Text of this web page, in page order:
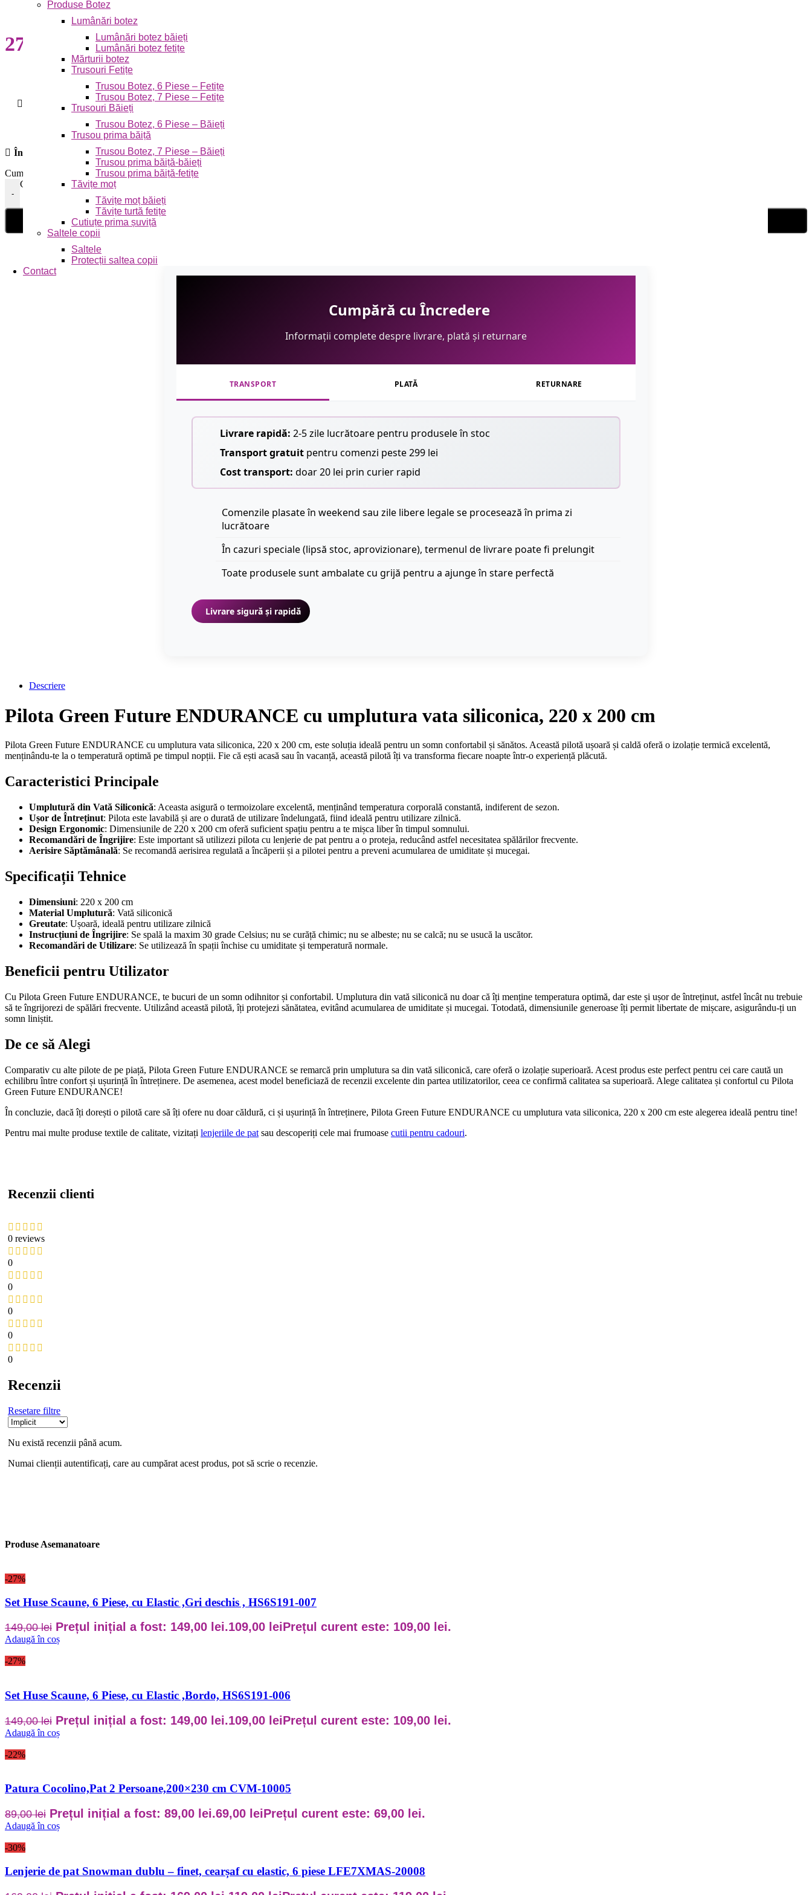
Produse Botez
Lumânări botez
Lumânări botez băieți
Lumânări botez fetițe
Mărturii botez
Trusouri Fetițe
Trusou Botez, 6 Piese – Fetițe
Trusou Botez, 7 Piese – Fetițe
Trusouri Băieți
Trusou Botez, 6 Piese – Băieți
Trusou prima băiță
Trusou Botez, 7 Piese – Băieți
Trusou prima băiță-băieți
Trusou prima băiță-fetițe
Tăvițe moț
Tăvițe moț băieți
Tăvițe turtă fetițe
Cutiuțe prima șuviță
Saltele copii
Saltele
Protecții saltea copii
Contact
272,00 lei
În stoc
Cumpără acest produs acum și primești14Puncte, pe care le poți folosi pentru reduceri la comenzile viitoare!
-
Cantitate Pilota Green Future ENDURANCE cu umplutura vata siliconica, 220 x 200 cm
Cumpără cu Încredere
Informații complete despre livrare, plată și returnare
TRANSPORT PLATĂ RETURNARE
Livrare rapidă: 2-5 zile lucrătoare pentru produsele în stoc
Transport gratuit pentru comenzi peste 299 lei
Cost transport: doar 20 lei prin curier rapid
Comenzile plasate în weekend sau zile libere legale se procesează în prima zi
lucrătoare
În cazuri speciale (lipsă stoc, aprovizionare), termenul de livrare poate fi prelungit
Toate produsele sunt ambalate cu grijă pentru a ajunge în stare perfectă
Livrare sigură și rapidă
Descriere
Pilota Green Future ENDURANCE cu umplutura vata siliconica, 220 x 200 cm
Pilota Green Future ENDURANCE cu umplutura vata siliconica, 220 x 200 cm, este soluția ideală pentru un somn confortabil și sănătos. Această pilotă ușoară și caldă oferă o izolație termică excelentă,
menținându-te la o temperatură optimă pe timpul nopții. Fie că ești acasă sau în vacanță, această pilotă îți va transforma fiecare noapte într-o experiență plăcută.
Caracteristici Principale
Umplutură din Vată Siliconică: Aceasta asigură o termoizolare excelentă, menținând temperatura corporală constantă, indiferent de sezon.
Ușor de Întreținut: Pilota este lavabilă și are o durată de utilizare îndelungată, fiind ideală pentru utilizare zilnică.
Design Ergonomic: Dimensiunile de 220 x 200 cm oferă suficient spațiu pentru a te mișca liber în timpul somnului.
Recomandări de Îngrijire: Este important să utilizezi pilota cu lenjerie de pat pentru a o proteja, reducând astfel necesitatea spălărilor frecvente.
Aerisire Săptămânală: Se recomandă aerisirea regulată a încăperii și a pilotei pentru a preveni acumularea de umiditate și mucegai.
Specificații Tehnice
Dimensiuni: 220 x 200 cm
Material Umplutură: Vată siliconică
Greutate: Ușoară, ideală pentru utilizare zilnică
Instrucțiuni de Îngrijire: Se spală la maxim 30 grade Celsius; nu se curăță chimic; nu se albeste; nu se calcă; nu se usucă la uscător.
Recomandări de Utilizare: Se utilizează în spații închise cu umiditate și temperatură normale.
Beneficii pentru Utilizator
Cu Pilota Green Future ENDURANCE, te bucuri de un somn odihnitor și confortabil. Umplutura din vată siliconică nu doar că îți menține temperatura optimă, dar este și ușor de întreținut, astfel încât nu trebuie
să te îngrijorezi de spălări frecvente. Utilizând această pilotă, îți protejezi sănătatea, evitând acumularea de umiditate și mucegai. Totodată, dimensiunile generoase îți permit libertate de mișcare, asigurându-ți un
somn liniștit.
De ce să Alegi
Comparativ cu alte pilote de pe piață, Pilota Green Future ENDURANCE se remarcă prin umplutura sa din vată siliconică, care oferă o izolație superioară. Acest produs este perfect pentru cei care caută un
echilibru între confort și ușurință în întreținere. De asemenea, acest model beneficiază de recenzii excelente din partea utilizatorilor, ceea ce confirmă calitatea sa superioară. Alege calitatea și confortul cu Pilota
Green Future ENDURANCE!
În concluzie, dacă îți dorești o pilotă care să îți ofere nu doar căldură, ci și ușurință în întreținere, Pilota Green Future ENDURANCE cu umplutura vata siliconica, 220 x 200 cm este alegerea ideală pentru tine!
Pentru mai multe produse textile de calitate, vizitați lenjeriile de pat sau descoperiți cele mai frumoase cutii pentru cadouri.
Recenzii clienti
0 reviews
0
0
0
0
0
Recenzii
Resetare filtre
Nu există recenzii până acum.
Numai clienții autentificați, care au cumpărat acest produs, pot să scrie o recenzie.
Produse Asemanatoare
-27%
Set Huse Scaune, 6 Piese, cu Elastic ,Gri deschis , HS6S191-007
149,00lei Prețul inițial a fost: 149,00 lei.109,00 leiPrețul curent este: 109,00 lei.
Adaugă în coș
-27%
Set Huse Scaune, 6 Piese, cu Elastic ,Bordo, HS6S191-006
149,00lei Prețul inițial a fost: 149,00 lei.109,00 leiPrețul curent este: 109,00 lei.
Adaugă în coș
-22%
Patura Cocolino,Pat 2 Persoane,200×230 cm CVM-10005
89,00lei Prețul inițial a fost: 89,00 lei.69,00 leiPrețul curent este: 69,00 lei.
Adaugă în coș
-30%
Lenjerie de pat Snowman dublu – finet, cearșaf cu elastic, 6 piese LFE7XMAS-20008